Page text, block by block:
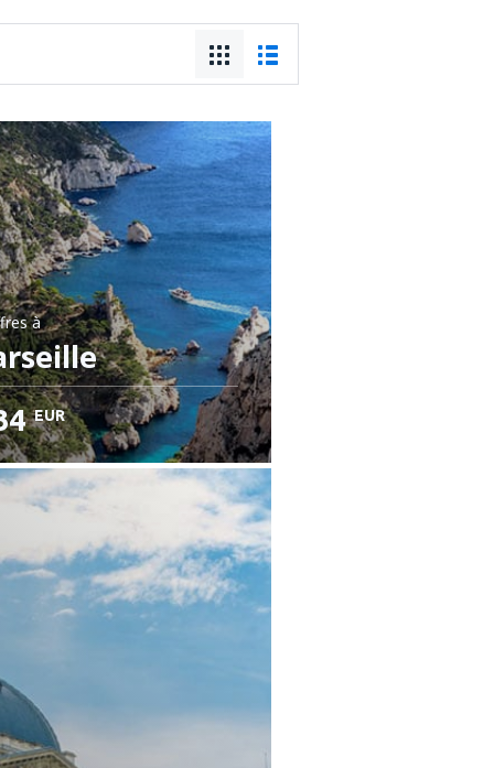
à
EUR